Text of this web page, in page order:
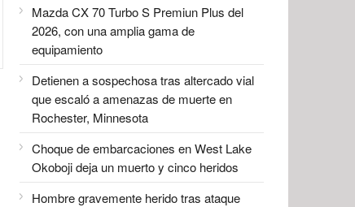
Mazda CX 70 Turbo S Premiun Plus del
2026, con una amplia gama de
equipamiento
Detienen a sospechosa tras altercado vial
que escaló a amenazas de muerte en
Rochester, Minnesota
Choque de embarcaciones en West Lake
Okoboji deja un muerto y cinco heridos
Hombre gravemente herido tras ataque